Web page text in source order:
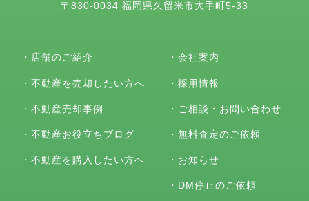
〒830-0034 福岡県久留米市大手町5-33
・ 店舗のご紹介
・不動産を売却したい方へ
・不動産売却事例
・不動産お役立ちブログ
・不動産を購入したい方へ
・会社案内
・採用情報
・ ご相談・お問い合わせ
・無料査定のご依頼
・ お知らせ
・ DM停止のご依頼